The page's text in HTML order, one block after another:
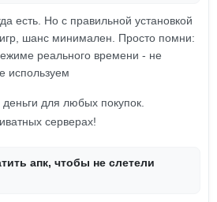
есть. Но с правильной установкой
шанс минимален. Просто помни:
реального времени - не
используем
для любых покупок.
серверах!
апк, чтобы не слетели